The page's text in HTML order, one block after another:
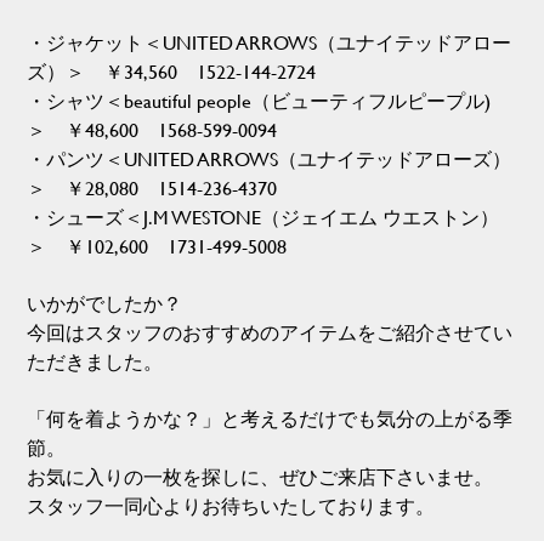
・ジャケット＜UNITED ARROWS（ユナイテッドアロー
ズ）＞ ￥34,560 1522-144-2724
・シャツ＜beautiful people（ビューティフルピープル)
＞ ￥48,600 1568-599-0094
・パンツ＜UNITED ARROWS（ユナイテッドアローズ）
＞ ￥28,080 1514-236-4370
・シューズ＜J.M WESTONE（ジェイエム ウエストン）
＞ ￥102,600 1731-499-5008
いかがでしたか？
今回はスタッフのおすすめのアイテムをご紹介させてい
ただきました。
「何を着ようかな？」と考えるだけでも気分の上がる季
節。
お気に入りの一枚を探しに、ぜひご来店下さいませ。
スタッフ一同心よりお待ちいたしております。